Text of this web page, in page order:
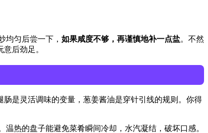
均匀后尝一下， 如果咸度不够，再谨慎地补一点盐。不然
后劲足。
是灵活调味的变量，葱姜酱油是穿针引线的规则。你得
温热的盘子能避免菜肴瞬间冷却，水汽凝结，破坏口感。